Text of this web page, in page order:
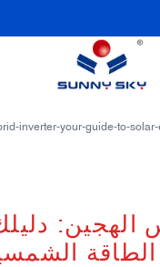
inverter-your-guide-to-
الهجين:
الطاقة